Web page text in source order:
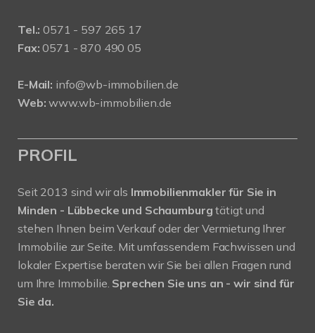
Tel.: 0571 - 597 265 17
Fax: 0571 - 870 490 05
E-Mail: info@wb-immobilien.de
Web: www.wb-immobilien.de
PROFIL
Seit 2013 sind wir als Immobilienmakler für Sie in
Minden - Lübbecke und Schaumburgtätigt und
stehen Ihnen beim Verkauf oder der Vermietung Ihrer
Immobilie zur Seite. Mit umfassendem Fachwissen und
lokaler Expertise beraten wir Sie bei allen Fragen rund
um Ihre Immobilie. Sprechen Sie uns an - wir sind für
Sie da.